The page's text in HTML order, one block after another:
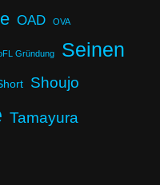
OAD OVA
Gründung
Seinen
Shoujo
Tamayura